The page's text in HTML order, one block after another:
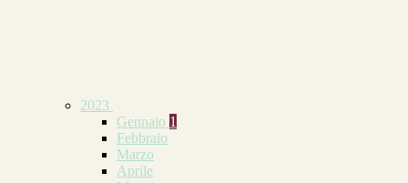
2023
Gennaio 1
Febbraio
Marzo
Aprile